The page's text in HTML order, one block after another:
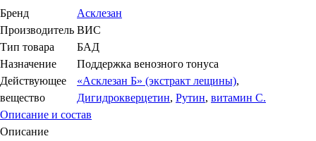
Бренд
Асклезан
Производитель ВИС
Тип товара
БАД
Назначение
Поддержка венозного тонуса
Действующее
вещество
«Асклезан Б» (экстракт лещины),
Дигидрокверцетин, Рутин, витамин С.
Описание и состав
Описание